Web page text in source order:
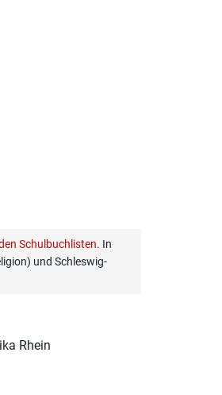
Schulbuchlisten. In
und Schleswig-
Rhein